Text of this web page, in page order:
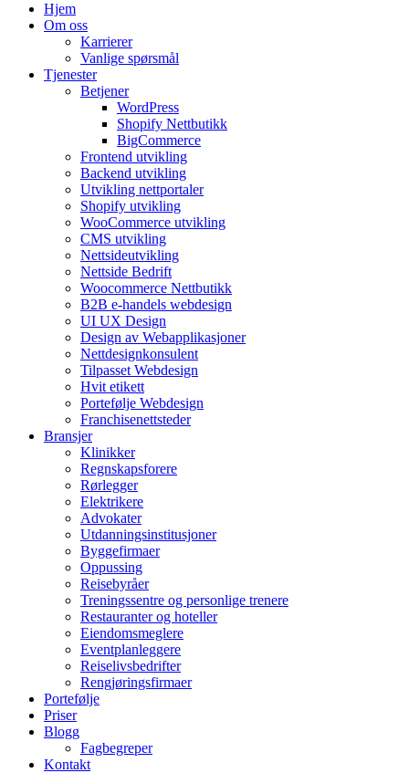
Hjem
Om oss
Karrierer
Vanlige spørsmål
Tjenester
Betjener
WordPress
Shopify Nettbutikk
BigCommerce
Frontend utvikling
Backend utvikling
Utvikling nettportaler
Shopify utvikling
WooCommerce utvikling
CMS utvikling
Nettsideutvikling
Nettside Bedrift
Woocommerce Nettbutikk
B2B e-handels webdesign
UI UX Design
Design av Webapplikasjoner
Nettdesignkonsulent
Tilpasset Webdesign
Hvit etikett
Portefølje Webdesign
Franchisenettsteder
Bransjer
Klinikker
Regnskapsforere
Rørlegger
Elektrikere
Advokater
Utdanningsinstitusjoner
Byggefirmaer
Oppussing
Reisebyråer
Treningssentre og personlige trenere
Restauranter og hoteller
Eiendomsmeglere
Eventplanleggere
Reiselivsbedrifter
Rengjøringsfirmaer
Portefølje
Priser
Blogg
Fagbegreper
Kontakt